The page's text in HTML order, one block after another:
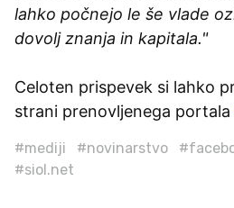
lahko počnejo le še vlade
dovolj znanja in kapitala."
Celoten prispevek si lahko
strani prenovljenega portala
#mediji #novinarstvo
#siol.net